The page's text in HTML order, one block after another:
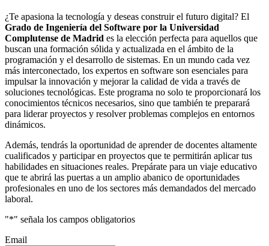
¿Te apasiona la tecnología y deseas construir el futuro digital? El
Grado de Ingeniería del Software por la Universidad
Complutense de Madrid es la elección perfecta para aquellos que
buscan una formación sólida y actualizada en el ámbito de la
programación y el desarrollo de sistemas. En un mundo cada vez
más interconectado, los expertos en software son esenciales para
impulsar la innovación y mejorar la calidad de vida a través de
soluciones tecnológicas. Este programa no solo te proporcionará los
conocimientos técnicos necesarios, sino que también te preparará
para liderar proyectos y resolver problemas complejos en entornos
dinámicos.
Además, tendrás la oportunidad de aprender de docentes altamente
cualificados y participar en proyectos que te permitirán aplicar tus
habilidades en situaciones reales. Prepárate para un viaje educativo
que te abrirá las puertas a un amplio abanico de oportunidades
profesionales en uno de los sectores más demandados del mercado
laboral.
"*" señala los campos obligatorios
Email